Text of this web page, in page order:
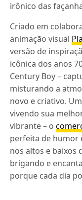
irônico das
Criado em
animação visual
versão de
icônica dos anos
Century Boy –
misturando a
novo e criativo.
vivendo sua
vibrante – o
perfeita de humor
nos altos e baixos
brigando e
porque cada dia